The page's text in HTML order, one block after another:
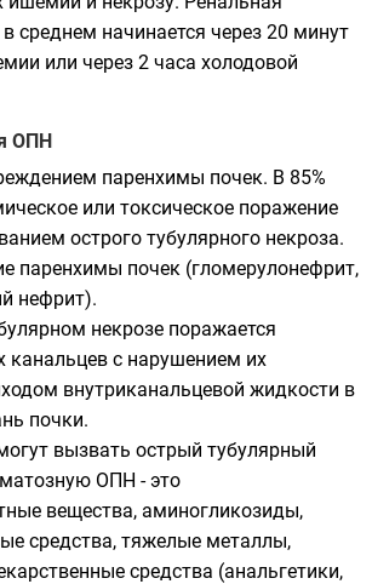
среднем начинается через 20 минут
или через 2 часа холодовой
ОПН
паренхимы почек. В 85%
или токсическое поражение
острого тубулярного некроза.
паренхимы почек (гломерулонефрит,
нефрит).
некрозе поражается
канальцев с нарушением их
внутриканальцевой жидкости в
почки.
вызвать острый тубулярный
ОПН - это
вещества, аминогликозиды,
средства, тяжелые металлы,
средства (анальгетики,